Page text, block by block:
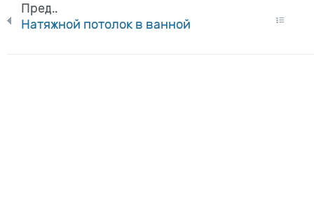
Пред..
Натяжной потолок в ванной